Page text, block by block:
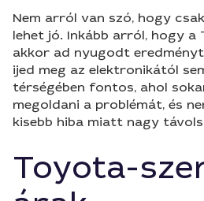
Nem arról van szó, hogy
lehet jó. Inkább arról, hogy
akkor ad nyugodt
ijed meg az elektronikától
térségében fontos, ahol
megoldani a problémát, és
kisebb hiba miatt nagy
Toyota-